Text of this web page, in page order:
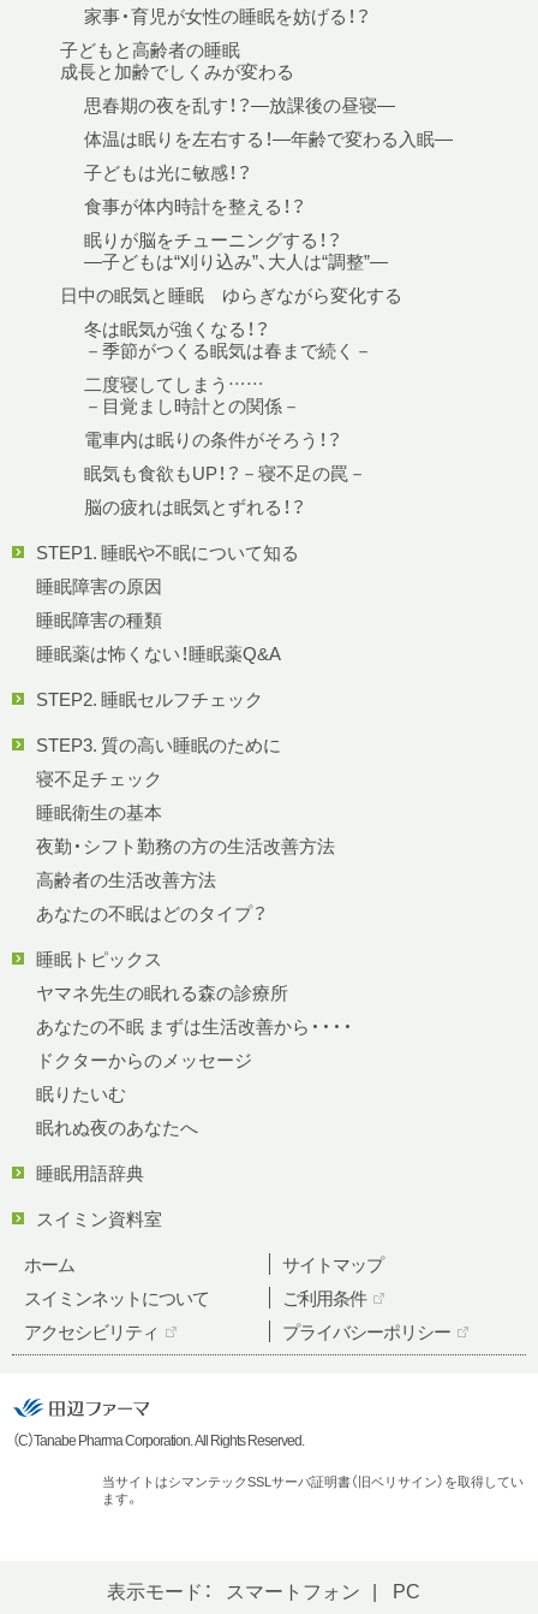
家事・育児が女性の睡眠を妨げる！？
子どもと高齢者の睡眠
成長と加齢でしくみが変わる
思春期の夜を乱す！？—放課後の昼寝—
体温は眠りを左右する！—年齢で変わる入眠—
子どもは光に敏感！？
食事が体内時計を整える！？
眠りが脳をチューニングする！？
—子どもは“刈り込み”、大人は“調整”—
日中の眠気と睡眠 ゆらぎながら変化する
冬は眠気が強くなる！？
－季節がつくる眠気は春まで続く－
二度寝してしまう……
－目覚まし時計との関係－
電車内は眠りの条件がそろう！？
眠気も食欲もUP！？－寝不足の罠－
脳の疲れは眠気とずれる！？
STEP1. 睡眠や不眠について知る
睡眠障害の原因
睡眠障害の種類
睡眠薬は怖くない！睡眠薬Q&A
STEP2. 睡眠セルフチェック
STEP3. 質の高い睡眠のために
寝不足チェック
睡眠衛生の基本
夜勤・シフト勤務の方の生活改善方法
高齢者の生活改善方法
あなたの不眠はどのタイプ？
睡眠トピックス
ヤマネ先生の眠れる森の診療所
あなたの不眠 まずは生活改善から・・・・
ドクターからのメッセージ
眠りたいむ
眠れぬ夜のあなたへ
睡眠用語辞典
スイミン資料室
ホーム
サイトマップ
スイミンネットについて
ご利用条件
アクセシビリティ
プライバシーポリシー
（C）Tanabe Pharma Corporation. All Rights Reserved.
当サイトはシマンテックSSLサーバ証明書（旧ベリサイン）を取得してい
ます。
表示モード： スマートフォン PC